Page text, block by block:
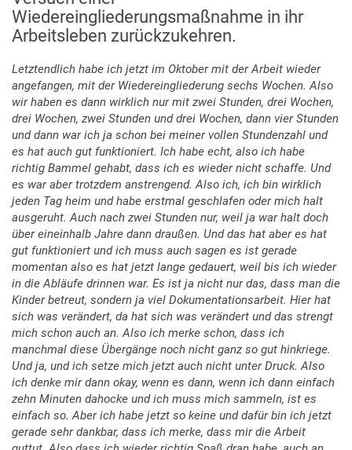
Wiedereingliederungsmaßnahme in ihr
Arbeitsleben zurückzukehren.
Letztendlich habe ich jetzt im Oktober mit der Arbeit wieder
angefangen, mit der Wiedereingliederung sechs Wochen. Also
wir haben es dann wirklich nur mit zwei Stunden, drei Wochen,
drei Wochen, zwei Stunden und drei Wochen, dann vier Stunden
und dann war ich ja schon bei meiner vollen Stundenzahl und
es hat auch gut funktioniert. Ich habe echt, also ich habe
richtig Bammel gehabt, dass ich es wieder nicht schaffe. Und
es war aber trotzdem anstrengend. Also ich, ich bin wirklich
jeden Tag heim und habe erstmal geschlafen oder mich halt
ausgeruht. Auch nach zwei Stunden nur, weil ja war halt doch
über eineinhalb Jahre dann draußen. Und das hat aber es hat
gut funktioniert und ich muss auch sagen es ist gerade
momentan also es hat jetzt lange gedauert, weil bis ich wieder
in die Abläufe drinnen war. Es ist ja nicht nur das, dass man die
Kinder betreut, sondern ja viel Dokumentationsarbeit. Hier hat
sich was verändert, da hat sich was verändert und das strengt
mich schon auch an. Also ich merke schon, dass ich
manchmal diese Übergänge noch nicht ganz so gut hinkriege.
Und ja, und ich setze mich jetzt auch nicht unter Druck. Also
ich denke mir dann okay, wenn es dann, wenn ich dann einfach
zehn Minuten dahocke und ich muss mich sammeln, ist es
einfach so. Aber ich habe jetzt so keine und dafür bin ich jetzt
gerade sehr dankbar, dass ich merke, dass mir die Arbeit